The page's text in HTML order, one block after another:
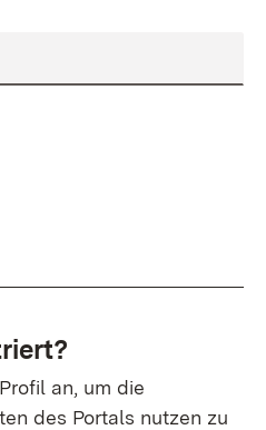
an, um die
des Portals nutzen zu